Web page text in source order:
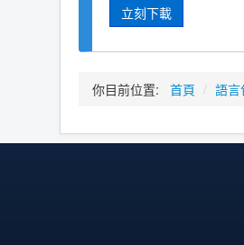
立刻下載
你目前位置: 首頁 / 語言